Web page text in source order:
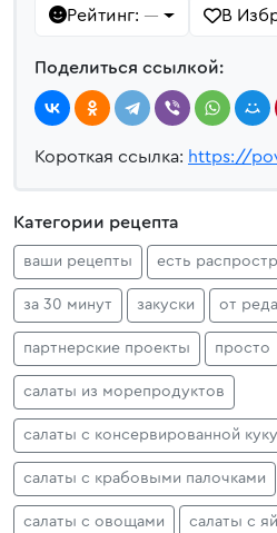
Рейтинг: — В
Поделиться ссылкой:
Короткая ссылка: https://
Категории рецепта
ваши рецепты есть
за 30 минут закуски от
партнерские проекты просто
салаты из морепродуктов
салаты с консервированной
салаты с крабовыми палочками
салаты с овощами салаты с